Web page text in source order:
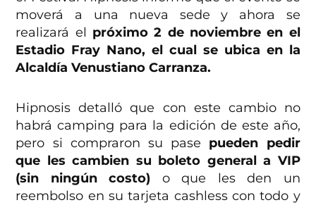
moverá a una nueva sede y ahora se
realizará el próximo 2 de noviembre en el
Estadio Fray Nano, el cual se ubica en la
Alcaldía Venustiano Carranza.
Hipnosis detalló que con este cambio no
habrá camping para la edición de este año,
pero si compraron su pase pueden pedir
que les cambien su boleto general a VIP
(sin ningún costo) o que les den un
reembolso en su tarjeta cashless con todo y